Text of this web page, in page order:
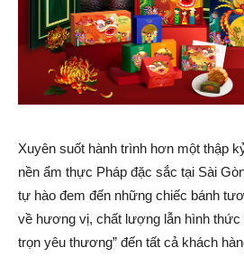
Xuyên suốt hành trình hơn một thập
nền ẩm thực Pháp đặc sắc tại Sài
tự hào đem đến những chiếc bánh
về hương vị, chất lượng lẫn hình thức
trọn yêu thương” đến tất cả khách